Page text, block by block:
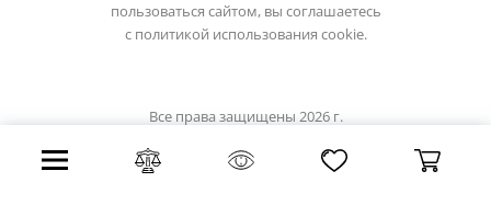
пользоваться сайтом, вы соглашаетесь
с политикой использования cookie.
Все права защищены 2026 г.